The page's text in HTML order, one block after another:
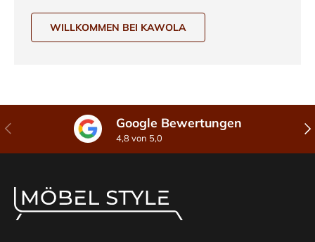
WILLKOMMEN BEI KAWOLA
Vorherige Google Bewertungen
4,8 von 5,0